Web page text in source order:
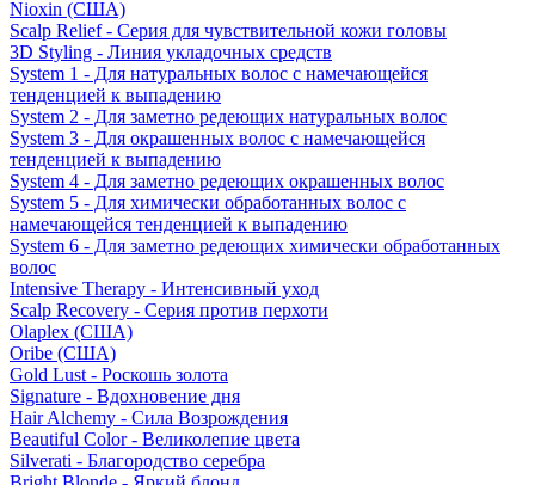
Nioxin (США)
Scalp Relief - Серия для чувствительной кожи головы
3D Styling - Линия укладочных средств
System 1 - Для натуральных волос с намечающейся
тенденцией к выпадению
System 2 - Для заметно редеющих натуральных волос
System 3 - Для окрашенных волос с намечающейся
тенденцией к выпадению
System 4 - Для заметно редеющих окрашенных волос
System 5 - Для химически обработанных волос с
намечающейся тенденцией к выпадению
System 6 - Для заметно редеющих химически обработанных
волос
Intensive Therapy - Интенсивный уход
Scalp Recovery - Серия против перхоти
Olaplex (США)
Oribe (США)
Gold Lust - Роскошь золота
Signature - Вдохновение дня
Hair Alchemy - Сила Возрождения
Beautiful Color - Великолепие цвета
Silverati - Благородство серебра